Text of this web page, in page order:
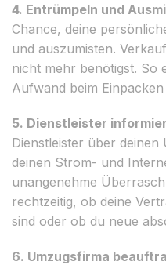
4. Entrümpeln und
Chance, deine
und auszumisten.
nicht mehr benötigst. So
Aufwand beim
5. Dienstleister
Dienstleister über deinen
deinen Strom- und
unangenehme
rechtzeitig, ob deine
sind oder ob du neue
6. Umzugsfirma